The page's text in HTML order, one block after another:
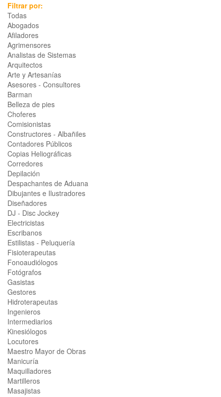
Filtrar por:
Todas
Abogados
Afiladores
Agrimensores
Analistas de Sistemas
Arquitectos
Arte y Artesanías
Asesores - Consultores
Barman
Belleza de pies
Choferes
Comisionistas
Constructores - Albañiles
Contadores Públicos
Copias Heliográficas
Corredores
Depilación
Despachantes de Aduana
Dibujantes e Ilustradores
Diseñadores
DJ - Disc Jockey
Electricistas
Escribanos
Estilistas - Peluquería
Fisioterapeutas
Fonoaudiólogos
Fotógrafos
Gasistas
Gestores
Hidroterapeutas
Ingenieros
Intermediarios
Kinesiólogos
Locutores
Maestro Mayor de Obras
Manicuría
Maquilladores
Martilleros
Masajistas